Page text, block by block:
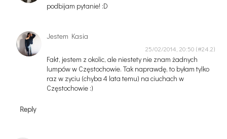
podbijam pytanie! :D
Jestem Kasia
25/02/2014, 20:50
Fakt, jestem z okolic, ale niestety nie znam żadnych
lumpów w Częstochowie. Tak naprawdę, to byłam tylko
raz w zyciu (chyba 4 lata temu) na ciuchach w
Częstochowie :)
Reply